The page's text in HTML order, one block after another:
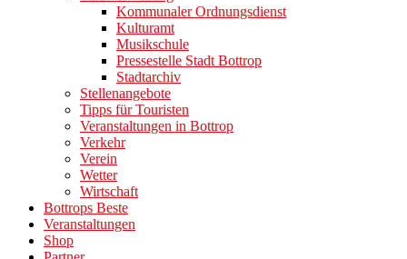
Kommunaler Ordnungsdienst
Kulturamt
Musikschule
Pressestelle Stadt Bottrop
Stadtarchiv
Stellenangebote
Tipps für Touristen
Veranstaltungen in Bottrop
Verkehr
Verein
Wetter
Wirtschaft
Bottrops Beste
Veranstaltungen
Shop